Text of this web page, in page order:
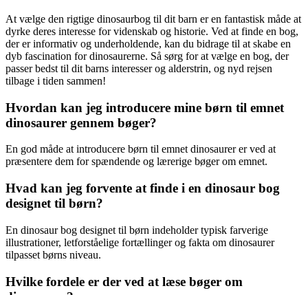
At vælge den rigtige dinosaurbog til dit barn er en fantastisk måde at
dyrke deres interesse for videnskab og historie. Ved at finde en bog,
der er informativ og underholdende, kan du bidrage til at skabe en
dyb fascination for dinosaurerne. Så sørg for at vælge en bog, der
passer bedst til dit barns interesser og alderstrin, og nyd rejsen
tilbage i tiden sammen!
Hvordan kan jeg introducere mine børn til emnet
dinosaurer gennem bøger?
En god måde at introducere børn til emnet dinosaurer er ved at
præsentere dem for spændende og lærerige bøger om emnet.
Hvad kan jeg forvente at finde i en dinosaur bog
designet til børn?
En dinosaur bog designet til børn indeholder typisk farverige
illustrationer, letforståelige fortællinger og fakta om dinosaurer
tilpasset børns niveau.
Hvilke fordele er der ved at læse bøger om